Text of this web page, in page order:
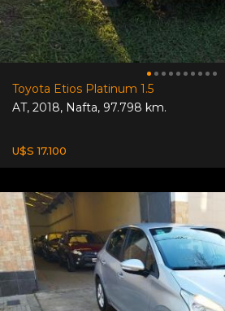
Toyota Etios Platinum 1.5
AT, 2018, Nafta, 97.798 km.
U$S 17.100